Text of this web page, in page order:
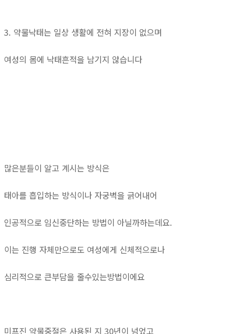
3. 약물낙태는 일상 생활에 전혀 지장이 없으며
여성의 몸에 낙태흔적을 남기지 않습니다
많은분들이 알고 계시는 방식은
태아를 흡입하는 방식이나 자궁벽을 긁어내어
인공적으로 임신중단하는 방법이 아닐까하는데요.
이는 진행 자체만으로도 여성에게 신체적으로나
심리적으로 큰부담을 줄수있는방법이에요
미프진 약물중절은 사용된 지 30년이 넘었고